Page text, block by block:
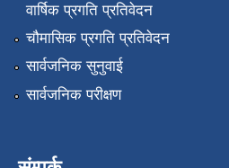
वार्षिक प्रगति प्रतिवेदन
चौमासिक प्रगति प्रतिवेदन
सार्वजनिक सुनुवाई
सार्वजनिक परीक्षण